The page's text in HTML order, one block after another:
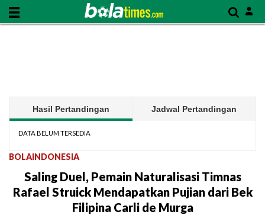
Hasil Pertandingan Jadwal Pertandingan
DATA BELUM TERSEDIA
BOLAINDONESIA
Saling Duel, Pemain Naturalisasi Timnas
Rafael Struick Mendapatkan Pujian dari Bek
Filipina Carli de Murga